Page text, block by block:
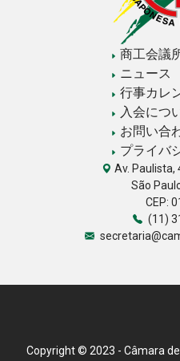
商工会議
ニュース
行事カレ
入会につ
お問い合
プライバ
Av. Paulista,
São
CEP:
(11)
Copyright © 2023 - Câmara